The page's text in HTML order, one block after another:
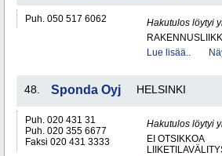
Puh. 050 517 6062
Hakutulos löytyi
Lue lisää..
48. Sponda Oyj HELSINKI
Puh. 020 431 31
Puh. 020 355 6677
Faksi 020 431 3333
Hakutulos löytyi
EI OTSIKKOA